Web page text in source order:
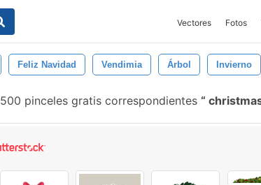
Vectores Fotos
Feliz Navidad Vendimia Árbol Invierno
500 pinceles gratis correspondientes